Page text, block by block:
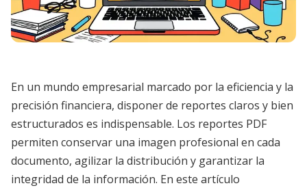
En un mundo empresarial marcado por la eficiencia y la
precisión financiera, disponer de reportes claros y bien
estructurados es indispensable. Los reportes PDF
permiten conservar una imagen profesional en cada
documento, agilizar la distribución y garantizar la
integridad de la información. En este artículo